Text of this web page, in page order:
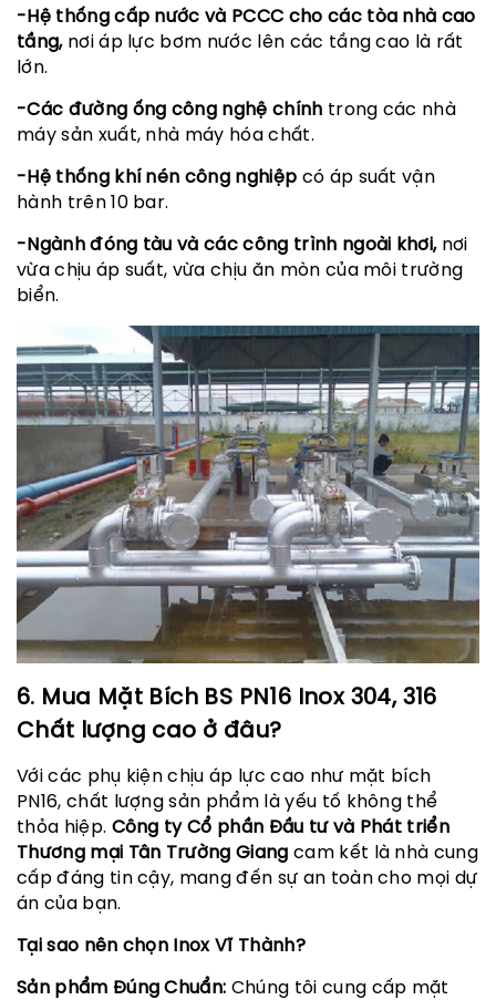
-Hệ thống cấp nước và PCCC cho các tòa nhà cao
tầng,nơi áp lực bơm nước lên các tầng cao là rất
lớn.
-Các đường ống công nghệ chính trong các nhà
máy sản xuất, nhà máy hóa chất.
-Hệ thống khí nén công nghiệp có áp suất vận
hành trên 10 bar.
-Ngành đóng tàu và các công trình ngoài khơi,nơi
vừa chịu áp suất, vừa chịu ăn mòn của môi trường
biển.
6. Mua Mặt Bích BS PN16 Inox 304, 316
Chất lượng cao ở đâu?
Với các phụ kiện chịu áp lực cao như mặt bích
PN16, chất lượng sản phẩm là yếu tố không thể
thỏa hiệp. Công ty Cổ phần Đầu tư và Phát triển
Thương mại Tân Trường Giang cam kết là nhà cung
cấp đáng tin cậy, mang đến sự an toàn cho mọi dự
án của bạn.
Tại sao nên chọn Inox Vĩ Thành?
Sản phẩm Đúng Chuẩn: Chúng tôi cung cấp mặt